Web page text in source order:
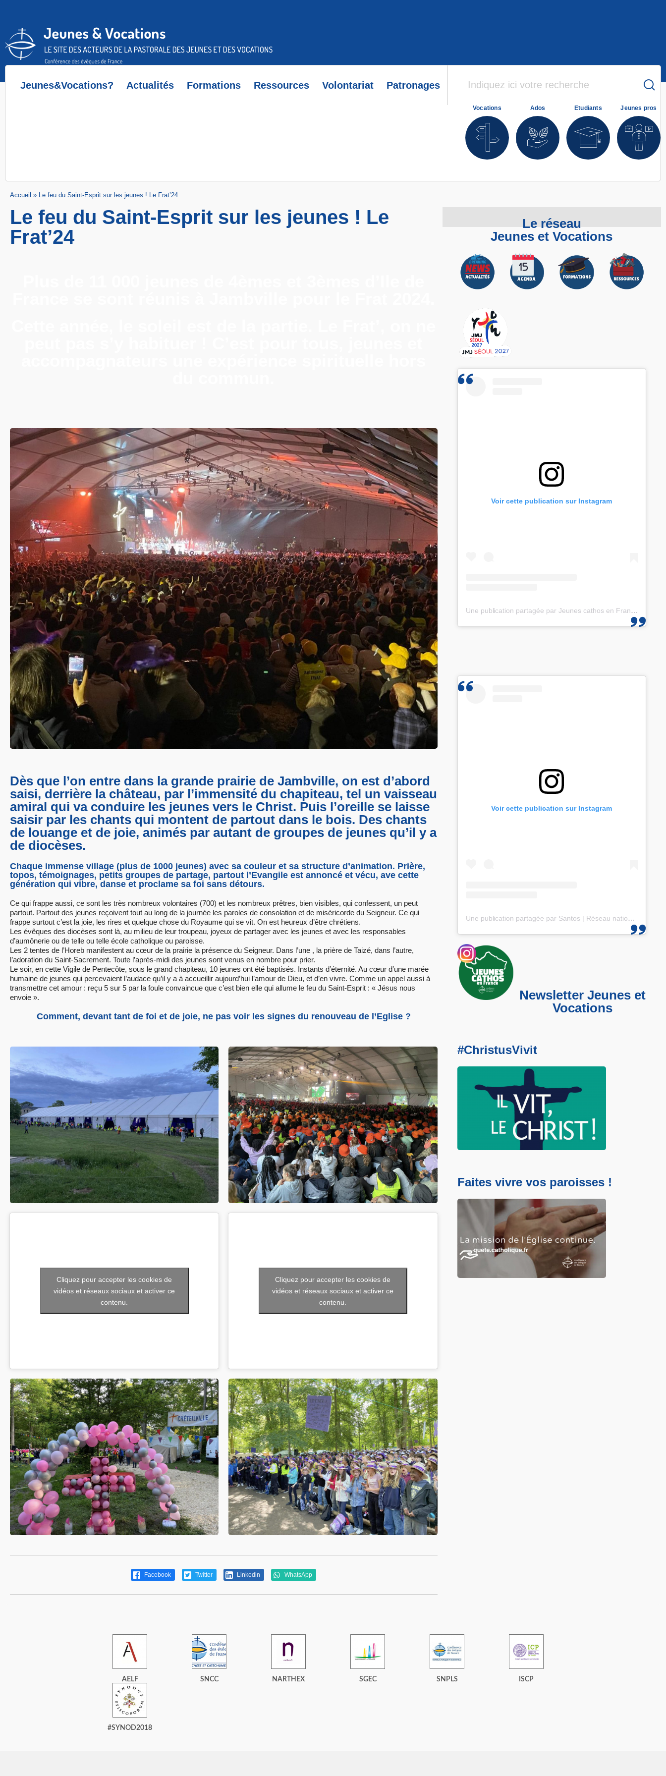
Jeunes&Vocations? Actualités Formations Ressources Volontariat Patronages
Vocations Ados Etudiants Jeunes pros
Accueil » Le feu du Saint-Esprit sur les jeunes ! Le Frat’24
Le feu du Saint-Esprit sur les jeunes ! Le
Frat’24
Dès que l’on entre dans la grande prairie de Jambville, on est d’abord
saisi, derrière la château, par l’immensité du chapiteau, tel un vaisseau
amiral qui va conduire les jeunes vers le Christ. Puis l’oreille se laisse
saisir par les chants qui montent de partout dans le bois. Des chants
de louange et de joie, animés par autant de groupes de jeunes qu’il y a
de diocèses.
Chaque immense village (plus de 1000 jeunes) avec sa couleur et sa structure d’animation. Prière,
topos, témoignages, petits groupes de partage, partout l’Evangile est annoncé et vécu, ave cette
génération qui vibre, danse et proclame sa foi sans détours.
Ce qui frappe aussi, ce sont les très nombreux volontaires (700) et les nombreux prêtres, bien visibles, qui confessent, un peut
partout. Partout des jeunes reçoivent tout au long de la journée les paroles de consolation et de miséricorde du Seigneur. Ce qui
frappe surtout c’est la joie, les rires et quelque chose du Royaume qui se vit. On est heureux d’être chrétiens.
Les évêques des diocèses sont là, au milieu de leur troupeau, joyeux de partager avec les jeunes et avec les responsables
d’aumônerie ou de telle ou telle école catholique ou paroisse.
Les 2 tentes de l’Horeb manifestent au cœur de la prairie la présence du Seigneur. Dans l’une , la prière de Taizé, dans l’autre,
l’adoration du Saint-Sacrement. Toute l’après-midi des jeunes sont venus en nombre pour prier.
Le soir, en cette Vigile de Pentecôte, sous le grand chapiteau, 10 jeunes ont été baptisés. Instants d’éternité. Au cœur d’une marée
humaine de jeunes qui percevaient l’audace qu’il y a à accueillir aujourd’hui l’amour de Dieu, et d’en vivre. Comme un appel aussi à
transmettre cet amour : reçu 5 sur 5 par la foule convaincue que c’est bien elle qui allume le feu du Saint-Esprit : « Jésus nous
envoie ».
Comment, devant tant de foi et de joie, ne pas voir les signes du renouveau de l’Eglise ?
Cliquez pour accepter les cookies de
vidéos et réseaux sociaux et activer ce
contenu.
Cliquez pour accepter les cookies de
vidéos et réseaux sociaux et activer ce
contenu.
Facebook Twitter Linkedin WhatsApp
Le réseau
Jeunes et Vocations
Voir cette publication sur Instagram
Une publication partagée par Jeunes cathos en France et les JMJ de Corée 2027 (@jeunescathos_fr)
Voir cette publication sur Instagram
Une publication partagée par Santos | Réseau national des 25-35 (@santos_cef)
Newsletter Jeunes et
Vocations
#ChristusVivit
Faites vivre vos paroisses !
AELF SNCC NARTHEX SGEC SNPLS ISCP
#SYNOD2018